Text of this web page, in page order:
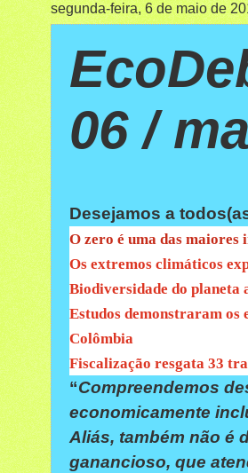
segunda-feira, 6 de maio de
06 /
Desejamos a
O zero é uma das maiores
Os extremos climáticos
Biodiversidade do planeta
Estudos demonstraram os
Colômbia
Fiscalização resgata 33
“Compreendemos
economicamente
Aliás, também não é
ganancioso, que